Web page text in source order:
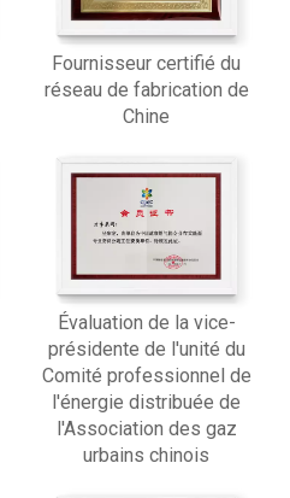
Fournisseur certifié du
réseau de fabrication de
Chine
Évaluation de la vice-
présidente de l'unité du
Comité professionnel de
l'énergie distribuée de
l'Association des gaz
urbains chinois